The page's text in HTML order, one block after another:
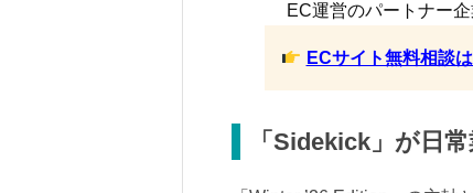
EC運営のパートナー
ECサイト無料相談
「Sidekick」が日